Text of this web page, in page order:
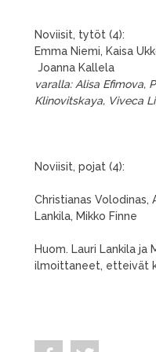
Noviisit, tytöt (4):
Emma Niemi, Kaisa
Joanna Kallela
varalla: Alisa Efimova,
Klinovitskaya, Viveca
Noviisit, pojat (4):
Christianas Volodinas,
Lankila, Mikko Finne
Huom. Lauri Lankila ja
ilmoittaneet, etteivät